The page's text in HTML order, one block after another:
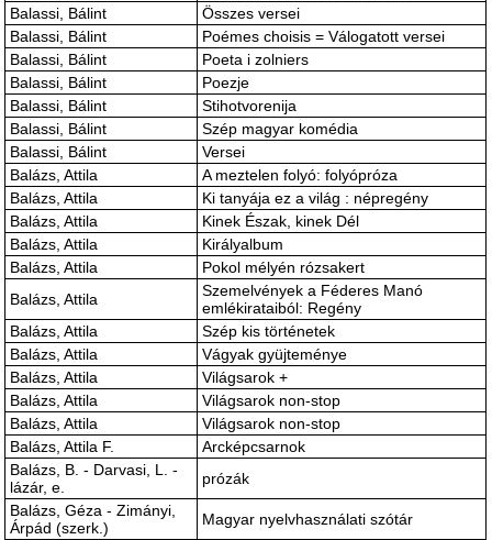
Balassi, Bálint
Összes versei
Balassi, Bálint
Poémes choisis = Válogatott versei
Balassi, Bálint
Poeta i zolniers
Balassi, Bálint
Poezje
Balassi, Bálint
Stihotvorenija
Balassi, Bálint
Szép magyar komédia
Balassi, Bálint
Versei
Balázs, Attila
A meztelen folyó: folyópróza
Balázs, Attila
Ki tanyája ez a világ : népregény
Balázs, Attila
Kinek Észak, kinek Dél
Balázs, Attila
Királyalbum
Balázs, Attila
Pokol mélyén rózsakert
Balázs, Attila
Szemelvények a Féderes Manó
emlékirataiból: Regény
Balázs, Attila
Szép kis történetek
Balázs, Attila
Vágyak gyüjteménye
Balázs, Attila
Világsarok +
Balázs, Attila
Világsarok non-stop
Balázs, Attila
Világsarok non-stop
Balázs, Attila F.
Arcképcsarnok
Balázs, B. - Darvasi, L. -
lázár, e.
prózák
Balázs, Géza - Zimányi,
Árpád (szerk.)
Magyar nyelvhasználati szótár